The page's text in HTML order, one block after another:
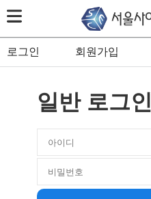
로그인 회원가입
일반 로그인